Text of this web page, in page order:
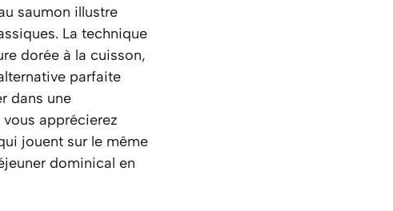
saumon illustre
La technique
dorée à la cuisson,
parfaite
dans une
apprécierez
jouent sur le même
dominical en